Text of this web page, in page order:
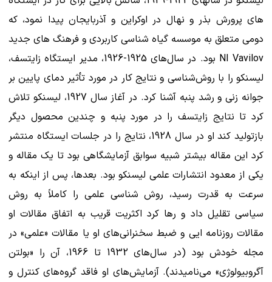
های پرورش بذر و نهال در اوکراین و آذربایجان پیدا نمود، که
دومی متعلق به موسسه گیاه شناسی کاربردی و فرهنگ های جدید
NI Vavilov بود. در سال‌های 1925-1926، مدیر ایستگاه زایتسف،
لیسنکو را با روش‌شناسی و نتایج کار در مورد تأثیر دمای پایین بر
جوانه‌ زنی و رشد پنبه آشنا کرد. در آغاز سال 1927، لیسنکو تلاش
کرد تا نتایج زایتسف را در مورد پنبه و چندین محصول دیگر
بازتولید کند او در سال 1928، نتایج را در جلسات ایستگاه منتشر
کرد این مقاله بیشتر شبیه سوابق آزمایشگاهی بود تا یک مقاله و
یکی از معدود انتشارات علمی لیسنکو بود. بعدها، پس از اینکه به
سرعت به قدرت رسید، روش شناسی علمی را کاملاً به روش
سیاسی تقلیل داد و رها کرد اکثریت قریب به اتفاق مقالات او
مقالات روزنامه ایی و ضبط سخنرانی‌های او یا مقالات «علمی» در
مجله خودش بود (در سال‌های 1932 تا 1966، آن را «بولتن
آگروبیولوژی» می‌نامیدند). آزمایش‌های او فاقد گروه‌های کنترل و